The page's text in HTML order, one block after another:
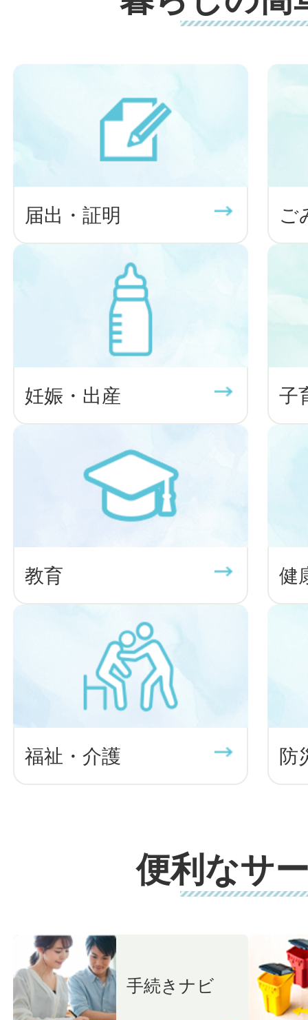
伊豆市あんしん見守りネット
2026年08月03日
開催！
2026年08月03日
令和8年度学生応援事業の実
届出・証明 ご
妊娠・出産 子
教育 健
福祉・介護 防
便利なサ
手続きナビ